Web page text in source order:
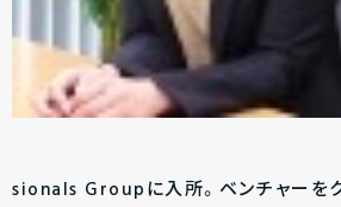
sionals Groupに入所。ベンチャーを